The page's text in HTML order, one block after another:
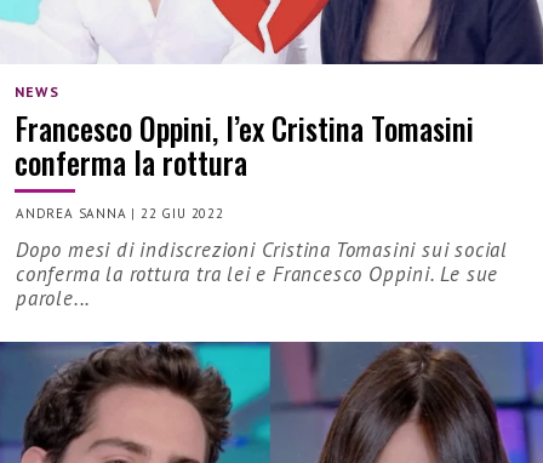
NEWS
Francesco Oppini, l’ex Cristina Tomasini
conferma la rottura
ANDREA SANNA |22 GIU 2022
Dopo mesi di indiscrezioni Cristina Tomasini sui social
conferma la rottura tra lei e Francesco Oppini. Le sue
parole...